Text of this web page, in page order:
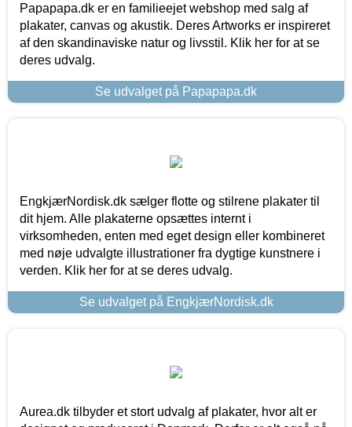
Papapapa.dk er en familieejet webshop med salg af
plakater, canvas og akustik. Deres Artworks er inspireret
af den skandinaviske natur og livsstil. Klik her for at se
deres udvalg.
Se udvalget på Papapapa.dk
EngkjærNordisk.dk sælger flotte og stilrene plakater til
dit hjem. Alle plakaterne opsættes internt i
virksomheden, enten med eget design eller kombineret
med nøje udvalgte illustrationer fra dygtige kunstnere i
verden. Klik her for at se deres udvalg.
Se udvalget på EngkjærNordisk.dk
Aurea.dk tilbyder et stort udvalg af plakater, hvor alt er